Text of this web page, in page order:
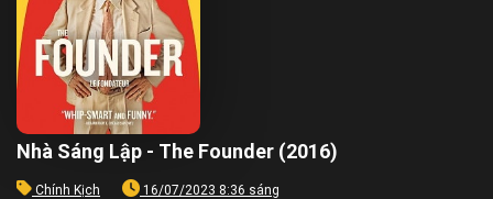
Nhà Sáng Lập - The Founder (2016)
Chính Kịch 16/07/2023 8:36 sáng